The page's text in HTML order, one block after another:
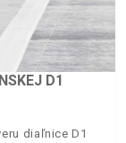
D1
diaľnice D1